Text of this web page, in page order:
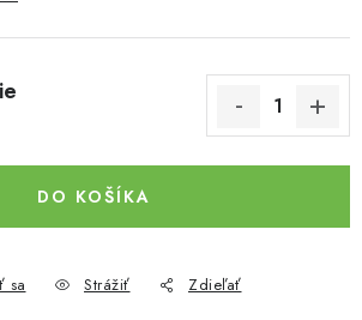
DO KOŠÍKA
sa Strážiť Zdieľať